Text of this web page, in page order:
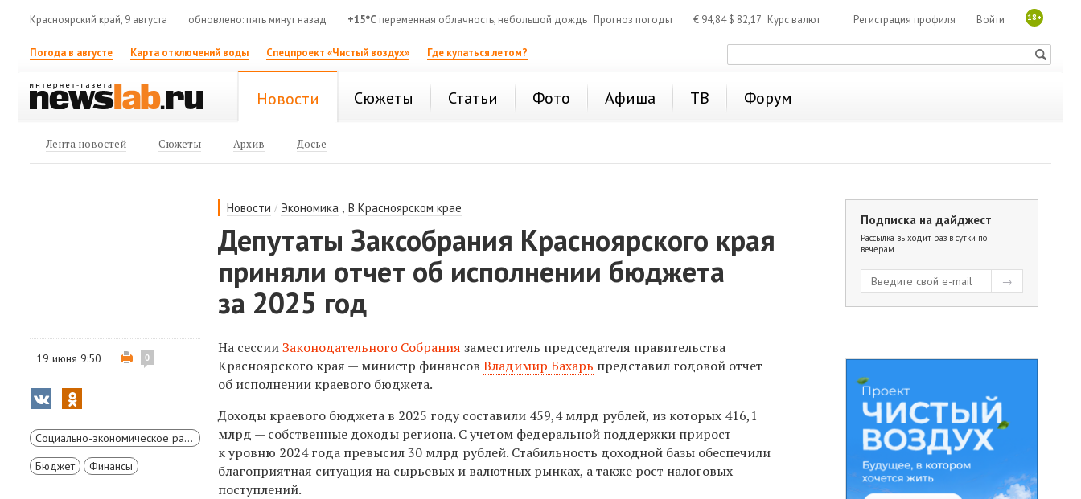
Красноярский край, 9 августа обновлено: пять минут назад +15°C переменная облачность, небольшой дождь Прогноз погоды € 94,84$ 82,17 Курс валют 18+
Войти
Регистрация профиля
Погода в августе Карта отключений воды Спецпроект «Чистый воздух» Где купаться летом?
Новости Сюжеты Статьи Фото Афиша ТВ Форум
Лента новостей Сюжеты Архив Досье
Новости / Экономика ,В Красноярском крае
Депутаты Заксобрания Красноярского края
приняли отчет об исполнении бюджета
за 2025 год
19 июня 9:50 0
Социально-экономическое развитие Красноярского края
Бюджет
Финансы
На сессииЗаконодательного Собрания заместитель председателя правительства
Красноярского края — министр финансовВладимир Бахарь представил годовой отчет
об исполнении краевого бюджета.
Доходы краевого бюджета в 2025 году составили 459,4 млрд рублей, из которых 416,1
млрд — собственные доходы региона. С учетом федеральной поддержки прирост
к уровню 2024 года превысил 30 млрд рублей. Стабильность доходной базы обеспечили
благоприятная ситуация на сырьевых и валютных рынках, а также рост налоговых
поступлений.
Подписка на дайджест
Рассылка выходит раз в сутки по
вечерам.